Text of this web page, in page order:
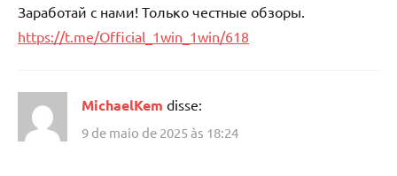
Заработай с нами! Только честные обзоры.
https://t.me/Official_1win_1win/618
MichaelKem disse:
9 de maio de 2025 às 18:24